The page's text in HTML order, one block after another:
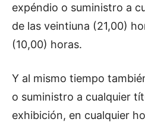
expéndio o suministro a
de las veintiuna (21,00)
(10,00) horas.
Y al mismo tiempo
o suministro a cualquier
exhibición, en cualquier